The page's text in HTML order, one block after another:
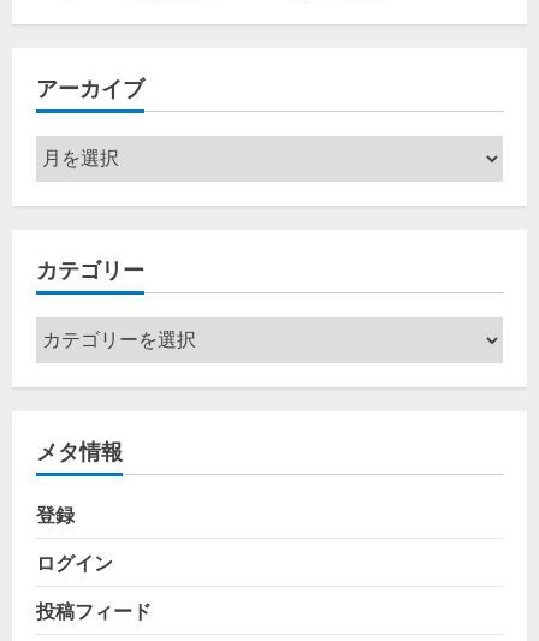
アーカイブ
ア
ー
カ
ブ
カテゴリー
カ
テ
ゴ
ー
メタ情報
登録
ログイン
投稿フィード